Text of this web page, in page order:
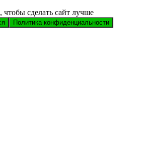
сделать сайт лучше
Политика конфиденциальности